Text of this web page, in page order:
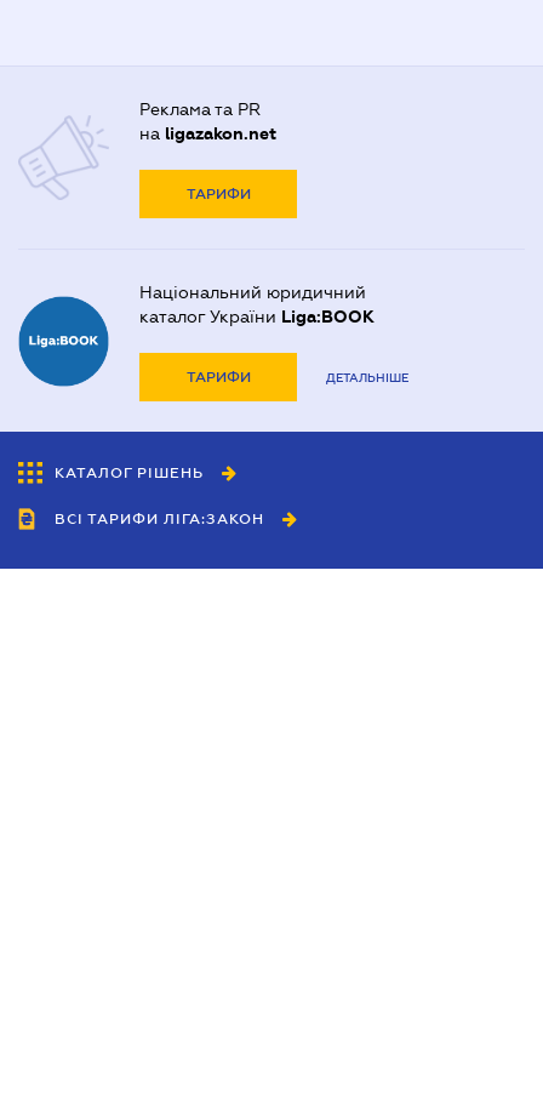
Реклама та PR
на ligazakon.net
ТАРИФИ
Національний юридичний
каталог України Liga:BOOK
ТАРИФИ ДЕТАЛЬНІШЕ
КАТАЛОГ РІШЕНЬ
ВСІ ТАРИФИ ЛІГА:ЗАКОН